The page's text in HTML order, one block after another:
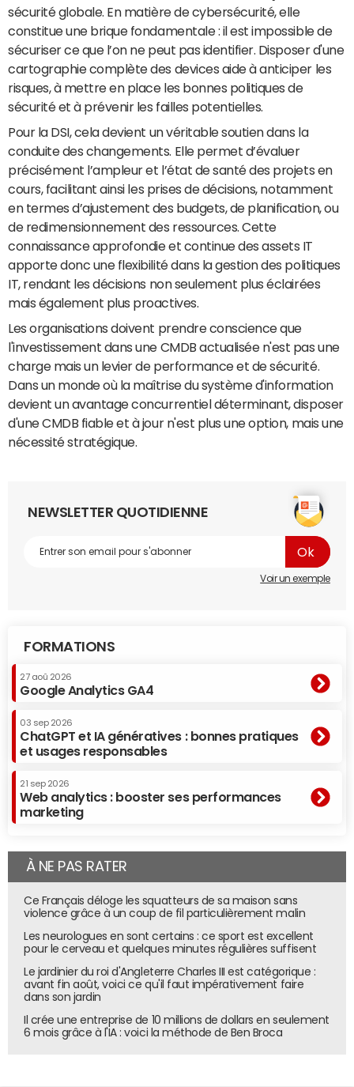
sécurité globale. En matière de cybersécurité, elle
constitue une brique fondamentale : il est impossible de
sécuriser ce que l’on ne peut pas identifier. Disposer d'une
cartographie complète des devices aide à anticiper les
risques, à mettre en place les bonnes politiques de
sécurité et à prévenir les failles potentielles.
Pour la DSI, cela devient un véritable soutien dans la
conduite des changements. Elle permet d’évaluer
précisément l’ampleur et l’état de santé des projets en
cours, facilitant ainsi les prises de décisions, notamment
en termes d’ajustement des budgets, de planification, ou
de redimensionnement des ressources. Cette
connaissance approfondie et continue des assets IT
apporte donc une flexibilité dans la gestion des politiques
IT, rendant les décisions non seulement plus éclairées
mais également plus proactives.
Les organisations doivent prendre conscience que
l'investissement dans une CMDB actualisée n'est pas une
charge mais un levier de performance et de sécurité.
Dans un monde où la maîtrise du système d'information
devient un avantage concurrentiel déterminant, disposer
d'une CMDB fiable et à jour n'est plus une option, mais une
nécessité stratégique.
NEWSLETTER QUOTIDIENNE
Voir un exemple
FORMATIONS
27 aoû 2026
Google Analytics GA4
03 sep 2026
ChatGPT et IA génératives : bonnes pratiques
et usages responsables
21 sep 2026
Web analytics : booster ses performances
marketing
À NE PAS RATER
Ce Français déloge les squatteurs de sa maison sans
violence grâce à un coup de fil particulièrement malin
Les neurologues en sont certains : ce sport est excellent
pour le cerveau et quelques minutes régulières suffisent
Le jardinier du roi d'Angleterre Charles III est catégorique :
avant fin août, voici ce qu'il faut impérativement faire
dans son jardin
Il crée une entreprise de 10 millions de dollars en seulement
6 mois grâce à l'IA : voici la méthode de Ben Broca